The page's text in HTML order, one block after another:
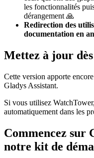
les fonctionnalités
dérangement 🙏
Redirection des
documentation en
Mettez à jour
Cette version apporte
Gladys Assistant.
Si vous utilisez
automatiquement dans les
Commencez sur
notre kit de